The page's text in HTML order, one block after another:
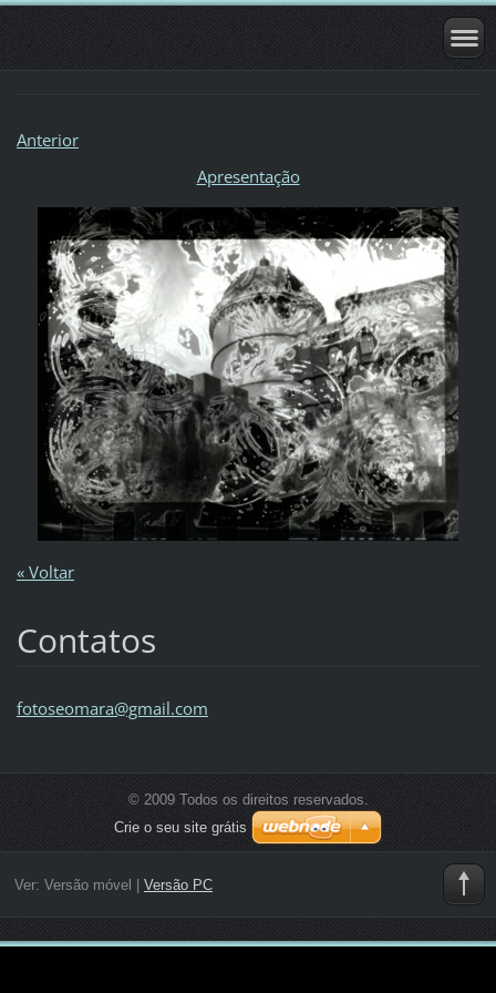
Anterior
Apresentação
« Voltar
Contatos
fotoseomara@gmail.com
© 2009 Todos os direitos reservados.
Crie o seu site grátis
Ver: Versão móvel Versão PC